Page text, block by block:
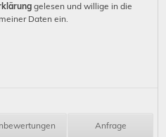
gelesen und willige in die
Daten ein.
Anfrage